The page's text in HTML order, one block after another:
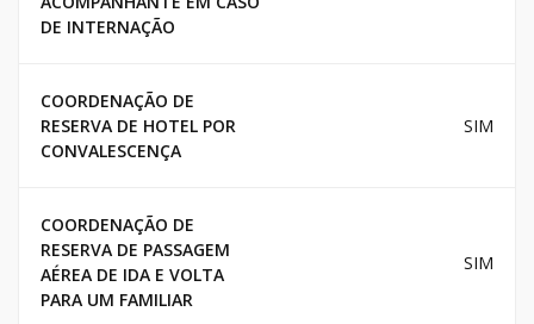
DE INTERNAÇÃO
COORDENAÇÃO DE
RESERVA DE HOTEL POR
CONVALESCENÇA
SIM
COORDENAÇÃO DE
RESERVA DE PASSAGEM
AÉREA DE IDA E VOLTA
PARA UM FAMILIAR
SIM